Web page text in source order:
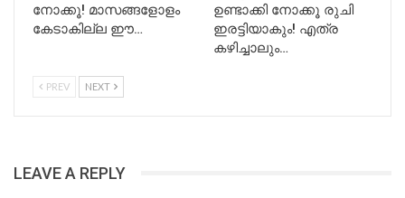
നോക്കൂ! മാസങ്ങളോളം
കേടാകില്ല ഈ…
ഉണ്ടാക്കി നോക്കൂ രുചി
ഇരട്ടിയാകും! എത്ര
കഴിച്ചാലും…
PREV NEXT
LEAVE A REPLY